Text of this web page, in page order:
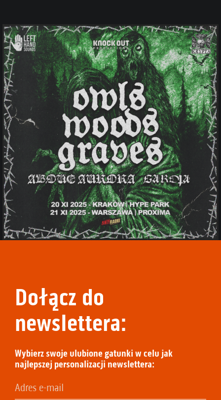
Dołącz do
newslettera:
Wybierz swoje ulubione gatunki w celu jak
najlepszej personalizacji newslettera: